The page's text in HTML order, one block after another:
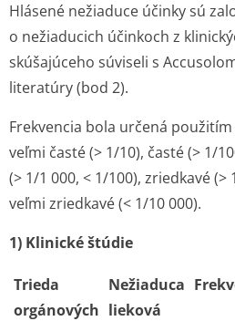
Hlásené nežiaduce účinky sú
o nežiaducich účinkoch z
skúšajúceho súviseli s
literatúry (bod 2).
Frekvencia bola určená
veľmi časté (> 1/10), časté (> 1/
(> 1/1 000, < 1/100), zriedkavé (>
veľmi zriedkavé (< 1/10 000).
1) Klinické štúdie
Trieda
orgánových
Nežiaduca
lieková